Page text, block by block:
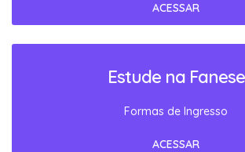
ACESSAR
Estude na Fanese
Formas de Ingresso
ACESSAR